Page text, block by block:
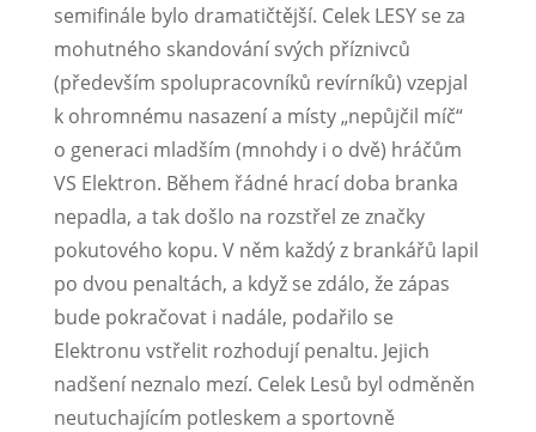
semifinále bylo dramatičtější. Celek LESY se za
mohutného skandování svých příznivců
(především spolupracovníků revírníků) vzepjal
k ohromnému nasazení a místy „nepůjčil míč“
o generaci mladším (mnohdy i o dvě) hráčům
VS Elektron. Během řádné hrací doba branka
nepadla, a tak došlo na rozstřel ze značky
pokutového kopu. V něm každý z brankářů lapil
po dvou penaltách, a když se zdálo, že zápas
bude pokračovat i nadále, podařilo se
Elektronu vstřelit rozhodují penaltu. Jejich
nadšení neznalo mezí. Celek Lesů byl odměněn
neutuchajícím potleskem a sportovně